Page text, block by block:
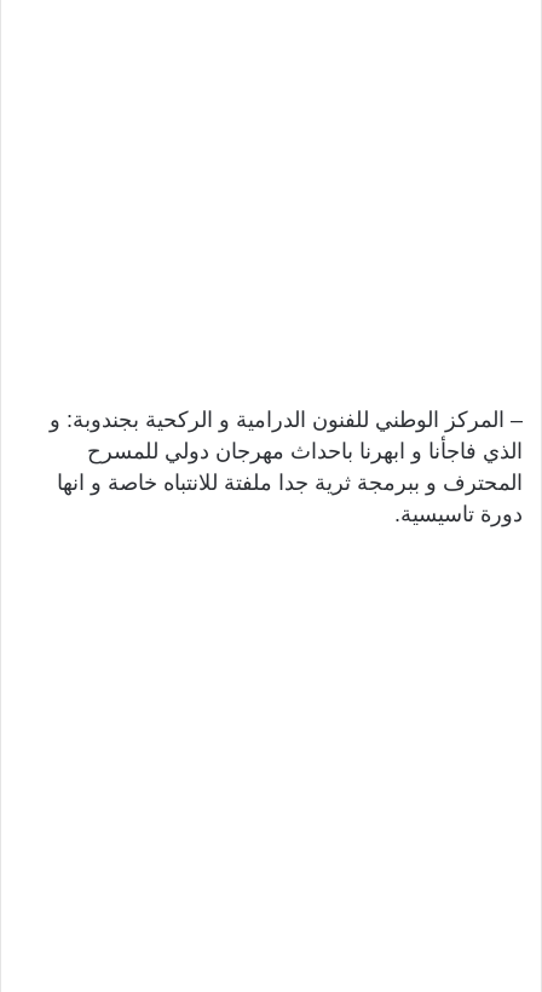
– المركز الوطني للفنون الدرامية و الركحية بجندوبة: و
الذي فاجأنا و ابهرنا باحداث مهرجان دولي للمسرح
المحترف و ببرمجة ثرية جدا ملفتة للانتباه خاصة و انها
دورة تاسيسية.